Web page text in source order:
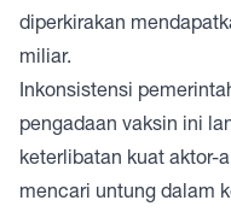
diperkirakan
miliar.
Inkonsistensi
pengadaan vaksin ini
keterlibatan kuat aktor-
mencari untung dalam